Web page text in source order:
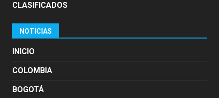
CLASIFICADOS
NOTICIAS
INICIO
COLOMBIA
BOGOTÁ